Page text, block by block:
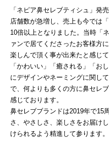
「ネピア鼻セレブティシュ」発
店舗数が急増し、売上も今では
10倍以上となりました。当時「
ァンで居てくださったお客様方
楽しんで頂く事が出来たと感じて
「かわいい」「癒される」「お
にデザインやネーミングに関し
で、何よりも多くの方に鼻セレ
感じております。
鼻セレブブランドは2019年で15
さ、やさしさ、楽しさをお届け
けられるよう精進して参ります。